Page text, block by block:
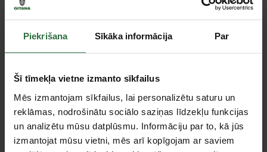
Piekrišana Sīkāka informācija Par
Šī tīmekļa vietne izmanto sīkfailus
Mēs izmantojam sīkfailus, lai personalizētu saturu un
reklāmas, nodrošinātu sociālo saziņas līdzekļu funkcijas
un analizētu mūsu datplūsmu. Informāciju par to, kā jūs
izmantojat mūsu vietni, mēs arī kopīgojam ar saviem
Ikmēneša maksājums no 5.66 €
Minimālā pirmā iemaksa 0.00 €
Citas noliktavas, (uzzināt vairāk šeit, )
Specifikācija
Svars
2,6 kg